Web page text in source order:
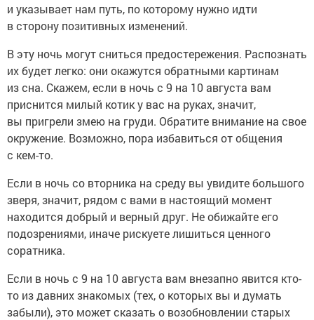
и указывает нам путь, по которому нужно идти
в сторону позитивных изменений.
В эту ночь могут сниться предостережения. Распознать
их будет легко: они окажутся обратными картинам
из сна. Скажем, если в ночь с 9 на 10 августа вам
приснится милый котик у вас на руках, значит,
вы пригрели змею на груди. Обратите внимание на свое
окружение. Возможно, пора избавиться от общения
с кем-то.
Если в ночь со вторника на среду вы увидите большого
зверя, значит, рядом с вами в настоящий момент
находится добрый и верный друг. Не обижайте его
подозрениями, иначе рискуете лишиться ценного
соратника.
Если в ночь с 9 на 10 августа вам внезапно явится кто-
то из давних знакомых (тех, о которых вы и думать
забыли), это может сказать о возобновлении старых